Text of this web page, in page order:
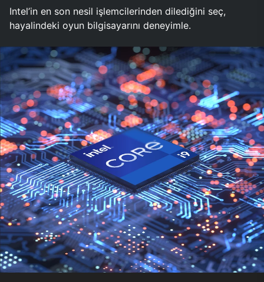
Intel’in en son nesil işlemcilerinden dilediğini seç,
hayalindeki oyun bilgisayarını deneyimle.